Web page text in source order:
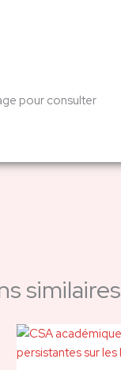
pour consulter
similaires